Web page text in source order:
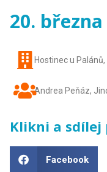
20. března
Hostinec u
Andrea Peňáz,
Klikni a sdílej
Facebook